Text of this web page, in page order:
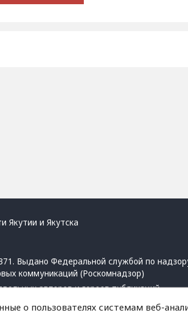
Якутии и Якутска
Выдано Федеральной службой по
коммуникаций (Роскомнадзор)
авторов и героев публикаций.
ссылка на сайт.
о пользователях системам веб-